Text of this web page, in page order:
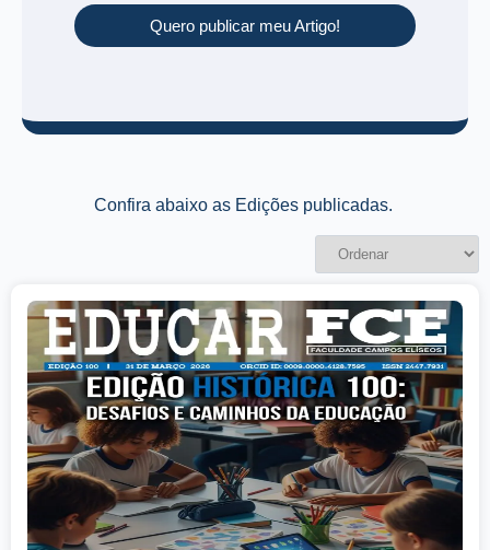
Quero publicar meu Artigo!
Confira abaixo as Edições publicadas.